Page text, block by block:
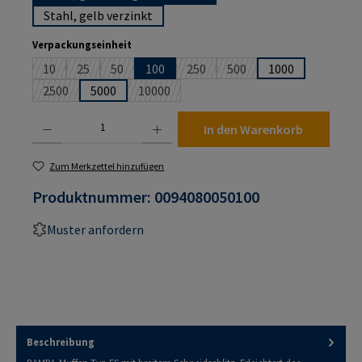
Stahl, gelb verzinkt
Verpackungseinheit
10(Diese Option ist zurzeit nicht verfügbar.)
25(Diese Option ist zurzeit nicht verfügbar.)
50(Diese Option ist zurzeit nicht verfügbar.)
100 250(Diese Option ist zurzeit nicht
500(Diese Option ist zurzeit
1000
2500(Diese Option ist zurzeit nicht verfügbar.)
5000 10000(Diese Option ist zurzeit nicht verfügbar.)
In den Warenkorb
Zum Merkzettel hinzufügen
Produktnummer: 0094080050100
Muster anfordern
Beschreibung